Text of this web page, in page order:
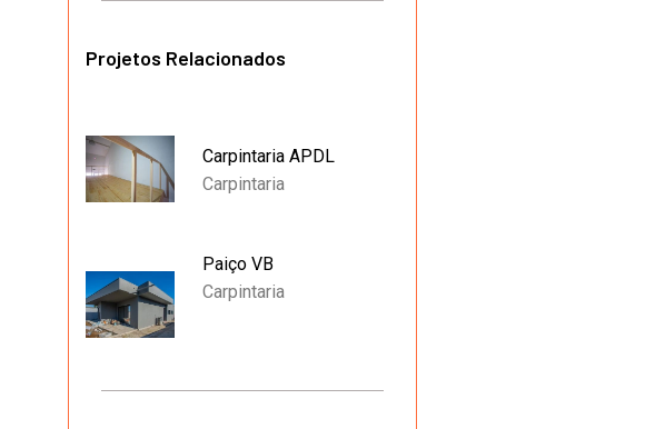
Projetos Relacionados
Carpintaria APDL
Carpintaria
Paiço VB
Carpintaria